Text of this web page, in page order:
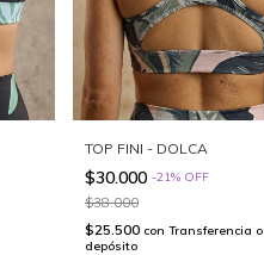
TOP FINI - DOLCA
$30.000 -21% OFF
$38.000
$25.500 con Transferencia o
depósito